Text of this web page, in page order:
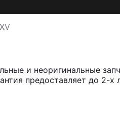
и неоригинальные
предоставляет до 2-х